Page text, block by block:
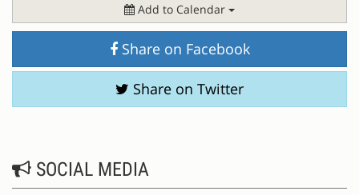
Add to Calendar
Share on Facebook
Share on Twitter
SOCIAL MEDIA